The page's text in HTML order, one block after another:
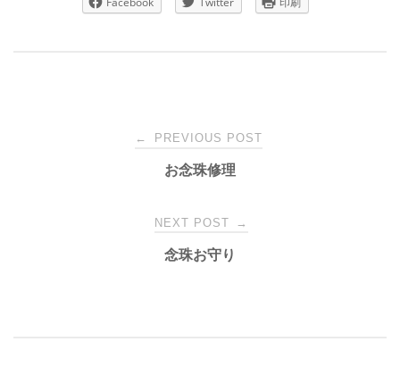
← PREVIOUS POST
お念珠修理
NEXT POST →
念珠お守り